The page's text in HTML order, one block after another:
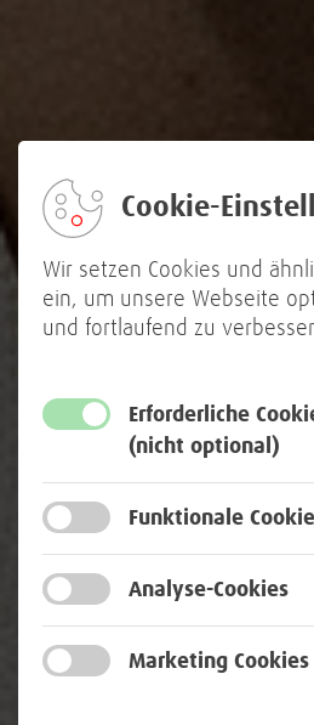
Cookie-
Wir setzen Cookies und
ein, um unsere Webseite
und fortlaufend zu
Erforderliche
(nicht optional)
Funktionale
Analyse-Cookies
Marketing Cookies